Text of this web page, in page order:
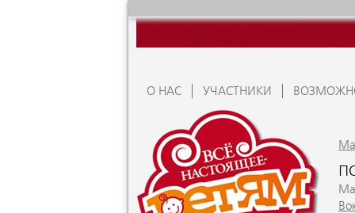
О НАС УЧАСТНИКИ